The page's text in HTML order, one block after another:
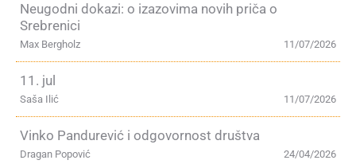
Neugodni dokazi: o izazovima novih priča o
Srebrenici
11/07/2026
Max Bergholz
11. jul
11/07/2026
Saša Ilić
Vinko Pandurević i odgovornost društva
24/04/2026
Dragan Popović